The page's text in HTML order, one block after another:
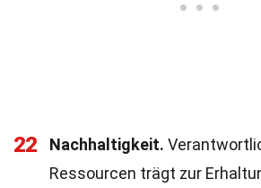
22 Nachhaltigkeit.
Ressourcen trägt zur